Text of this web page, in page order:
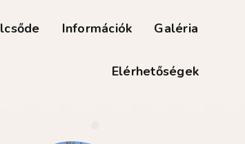
Információk Galéria
Elérhetőségek